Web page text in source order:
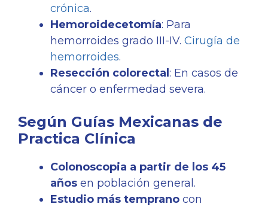
crónica.
Hemoroidecetomía: Para
hemorroides grado III-IV. Cirugía de
hemorroides.
Resección colorectal : En casos de
cáncer o enfermedad severa.
Según Guías Mexicanas de
Practica Clínica
Colonoscopia a partir de los 45
años en población general.
Estudio más temprano con